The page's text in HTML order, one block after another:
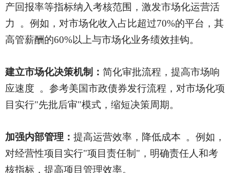
产回报率等指标纳入考核范围，激发市场化运营活
力
。例如，对市场化收入占比超过70%的平台，其
高管薪酬的60%以上与市场化业务绩效挂钩。
建立市场化决策机制： 简化审批流程，提高市场响
应速度
。参考美国市政债券发行流程，对市场化项
目实行"先批后审"模式，缩短决策周期。
加强内部管理： 提高运营效率，降低成本
。例如，
对经营性项目实行"项目责任制"，明确责任人和考
核指标，提高项目管理效率。